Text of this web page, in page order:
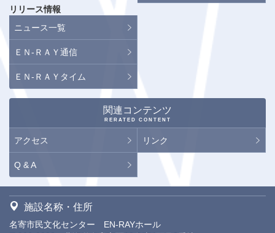
リリース情報
ニュース一覧
ＥＮ-ＲＡＹ通信
ＥＮ-ＲＡＹタイム
関連コンテンツ
RERATED CONTENT
アクセス リンク
Q & A
施設名称・住所
名寄市民文化センター EN-RAYホール